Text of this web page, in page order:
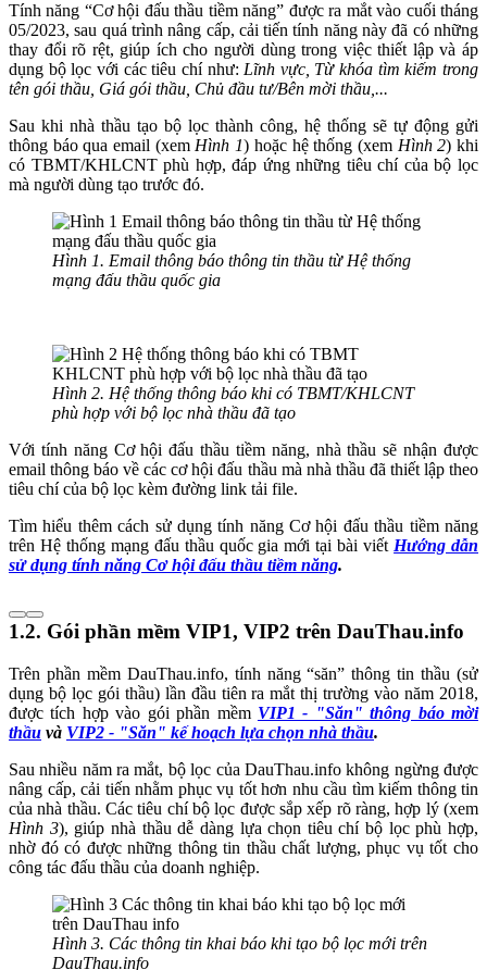
Tính năng “Cơ hội đấu thầu tiềm năng” được ra mắt vào cuối tháng
05/2023, sau quá trình nâng cấp, cải tiến tính năng này đã có những
thay đổi rõ rệt, giúp ích cho người dùng trong việc thiết lập và áp
dụng bộ lọc với các tiêu chí như: Lĩnh vực, Từ khóa tìm kiếm trong
tên gói thầu, Giá gói thầu, Chủ đầu tư/Bên mời thầu,...
Sau khi nhà thầu tạo bộ lọc thành công, hệ thống sẽ tự động gửi
thông báo qua email (xem Hình 1) hoặc hệ thống (xem Hình 2) khi
có TBMT/KHLCNT phù hợp, đáp ứng những tiêu chí của bộ lọc
mà người dùng tạo trước đó.
Hình 1. Email thông báo thông tin thầu từ Hệ thống
mạng đấu thầu quốc gia
Hình 2. Hệ thống thông báo khi có TBMT/KHLCNT
phù hợp với bộ lọc nhà thầu đã tạo
Với tính năng Cơ hội đấu thầu tiềm năng, nhà thầu sẽ nhận được
email thông báo về các cơ hội đấu thầu mà nhà thầu đã thiết lập theo
tiêu chí của bộ lọc kèm đường link tải file.
Tìm hiểu thêm cách sử dụng tính năng Cơ hội đấu thầu tiềm năng
trên Hệ thống mạng đấu thầu quốc gia mới tại bài viết Hướng dẫn
sử dụng tính năng Cơ hội đấu thầu tiềm năng.
1.2. Gói phần mềm VIP1, VIP2 trên DauThau.info
Trên phần mềm DauThau.info, tính năng “săn” thông tin thầu (sử
dụng bộ lọc gói thầu) lần đầu tiên ra mắt thị trường vào năm 2018,
được tích hợp vào gói phần mềm VIP1 - "Săn" thông báo mời
thầu và VIP2 - "Săn" kế hoạch lựa chọn nhà thầu.
Sau nhiều năm ra mắt, bộ lọc của DauThau.info không ngừng được
nâng cấp, cải tiến nhằm phục vụ tốt hơn nhu cầu tìm kiếm thông tin
của nhà thầu. Các tiêu chí bộ lọc được sắp xếp rõ ràng, hợp lý (xem
Hình 3), giúp nhà thầu dễ dàng lựa chọn tiêu chí bộ lọc phù hợp,
nhờ đó có được những thông tin thầu chất lượng, phục vụ tốt cho
công tác đấu thầu của doanh nghiệp.
Hình 3. Các thông tin khai báo khi tạo bộ lọc mới trên
DauThau.info